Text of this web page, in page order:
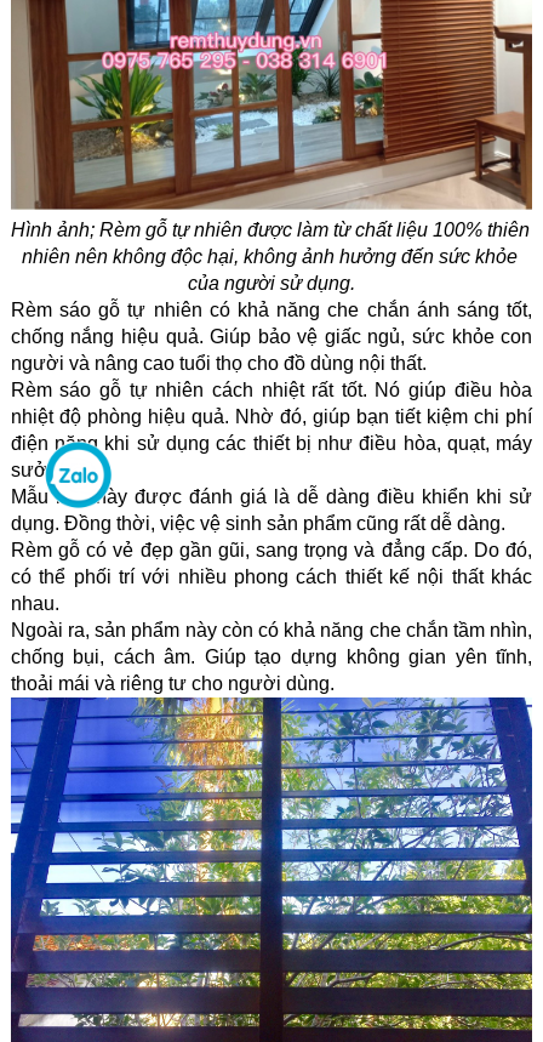
Hình ảnh; Rèm gỗ tự nhiên được làm từ chất liệu 100% thiên
nhiên nên không độc hại, không ảnh hưởng đến sức khỏe
của người sử dụng.
Rèm sáo gỗ tự nhiên có khả năng che chắn ánh sáng tốt,
chống nắng hiệu quả. Giúp bảo vệ giấc ngủ, sức khỏe con
người và nâng cao tuổi thọ cho đồ dùng nội thất.
Rèm sáo gỗ tự nhiên cách nhiệt rất tốt. Nó giúp điều hòa
nhiệt độ phòng hiệu quả. Nhờ đó, giúp bạn tiết kiệm chi phí
điện năng khi sử dụng các thiết bị như điều hòa, quạt, máy
sưởi.
Mẫu rèm này được đánh giá là dễ dàng điều khiển khi sử
dụng. Đồng thời, việc vệ sinh sản phẩm cũng rất dễ dàng.
Rèm gỗ có vẻ đẹp gần gũi, sang trọng và đẳng cấp. Do đó,
có thể phối trí với nhiều phong cách thiết kế nội thất khác
nhau.
Ngoài ra, sản phẩm này còn có khả năng che chắn tầm nhìn,
chống bụi, cách âm. Giúp tạo dựng không gian yên tĩnh,
thoải mái và riêng tư cho người dùng.